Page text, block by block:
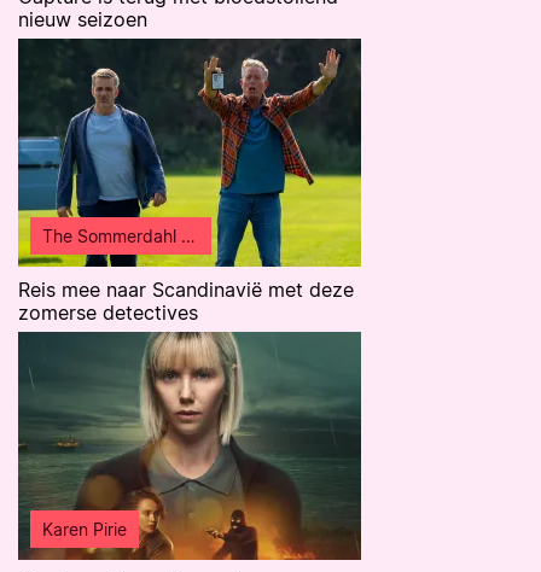
nieuw seizoen
The Sommerdahl Murders
Reis mee naar Scandinavië met deze
zomerse detectives
Karen Pirie